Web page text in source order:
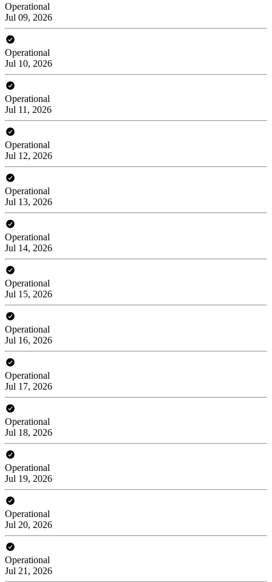
Operational
Jul 09, 2026
Operational
Jul 10, 2026
Operational
Jul 11, 2026
Operational
Jul 12, 2026
Operational
Jul 13, 2026
Operational
Jul 14, 2026
Operational
Jul 15, 2026
Operational
Jul 16, 2026
Operational
Jul 17, 2026
Operational
Jul 18, 2026
Operational
Jul 19, 2026
Operational
Jul 20, 2026
Operational
Jul 21, 2026